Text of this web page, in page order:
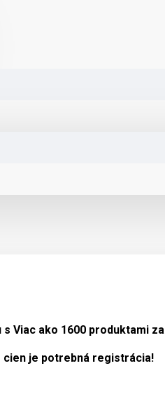
Viac ako 1600 produktami za
je potrebná registrácia!